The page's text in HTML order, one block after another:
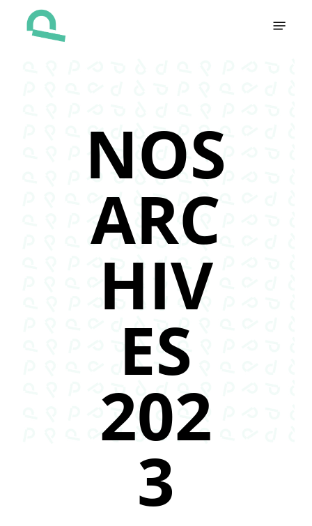
NOS
ARC
HIV
ES
202
3